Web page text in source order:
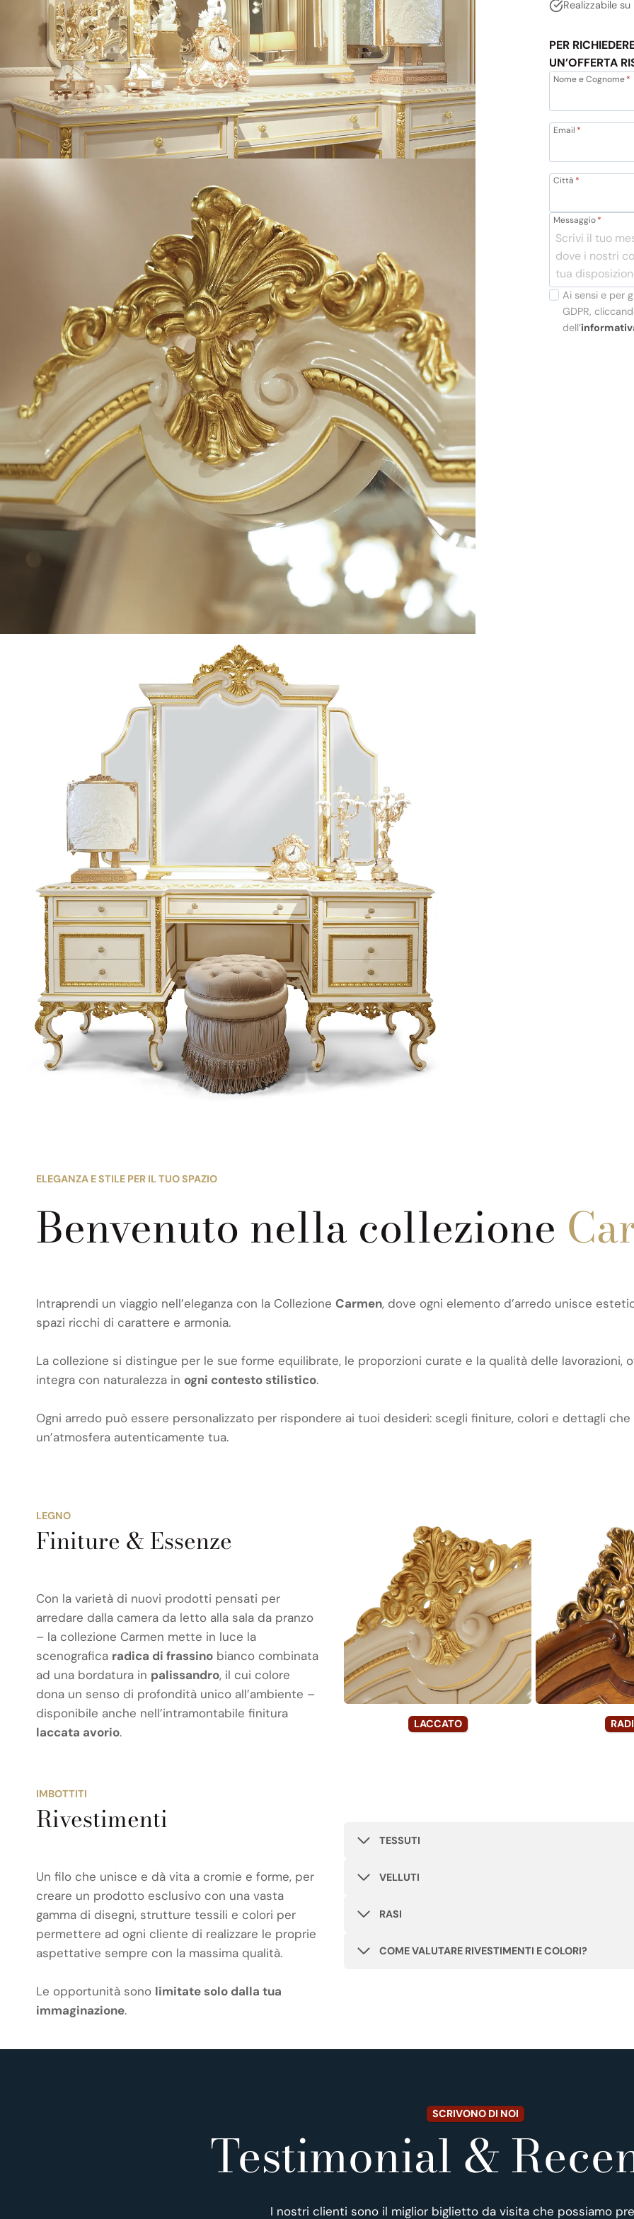
Realizzabile
PER
UN’OFFERTA
Nome e Cognome*
Email *
Città *
Messaggio*
Ai sensi e per
GDPR,
dell’
ELEGANZA E STILE PER IL TUO SPAZIO
Benvenuto nella collezione
Intraprendi un viaggio nell’eleganza con la Collezione Carmen, dove ogni elemento d’arredo unisce
spazi ricchi di carattere e armonia.
La collezione si distingue per le sue forme equilibrate, le proporzioni curate e la qualità delle
integra con naturalezza in ogni contesto stilistico.
Ogni arredo può essere personalizzato per rispondere ai tuoi desideri: scegli finiture, colori e dettagli
un’atmosfera autenticamente tua.
LEGNO
Finiture & Essenze
Con la varietà di nuovi prodotti pensati per
arredare dalla camera da letto alla sala da pranzo
– la collezione Carmen mette in luce la
scenografica radica di frassino bianco combinata
ad una bordatura in palissandro, il cui colore
dona un senso di profondità unico all’ambiente –
disponibile anche nell’intramontabile finitura
laccata avorio.
LACCATO
IMBOTTITI
Rivestimenti
Un filo che unisce e dà vita a cromie e forme, per
creare un prodotto esclusivo con una vasta
gamma di disegni, strutture tessili e colori per
permettere ad ogni cliente di realizzare le proprie
aspettative sempre con la massima qualità.
Le opportunità sono limitate solo dalla tua
immaginazione.
TESSUTI
VELLUTI
RASI
COME VALUTARE RIVESTIMENTI E COLORI?
SCRIVONO DI NOI
Testimonial &
I nostri clienti sono il miglior biglietto da visita che possiamo